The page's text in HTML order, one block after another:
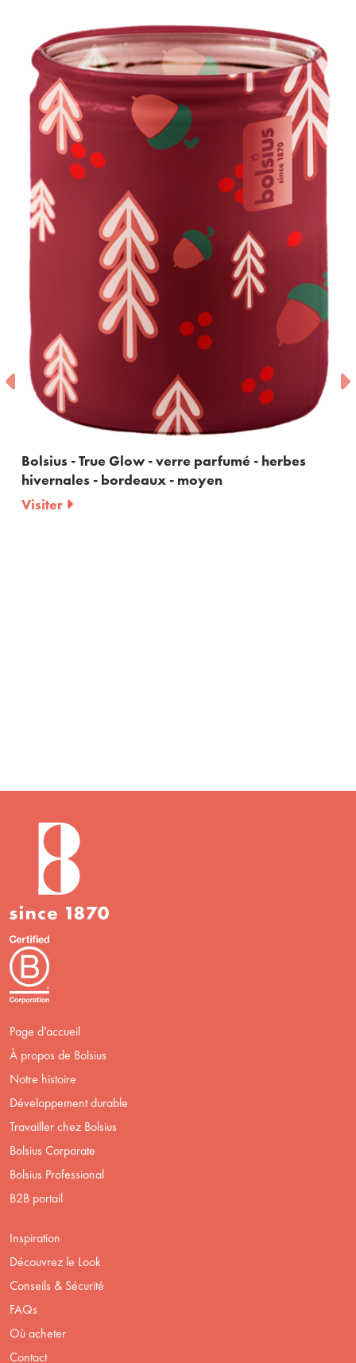
Glow - verre parfumé - herbes
bordeaux - moyen
Bolsius-
Page d’accueil
À propos de Bolsius
Notre histoire
Développement durable
Travailler chez Bolsius
Bolsius Corporate
Bolsius Professional
B2B portail
Inspiration
Découvrez le Look
Conseils & Sécurité
FAQs
Où acheter
Contact